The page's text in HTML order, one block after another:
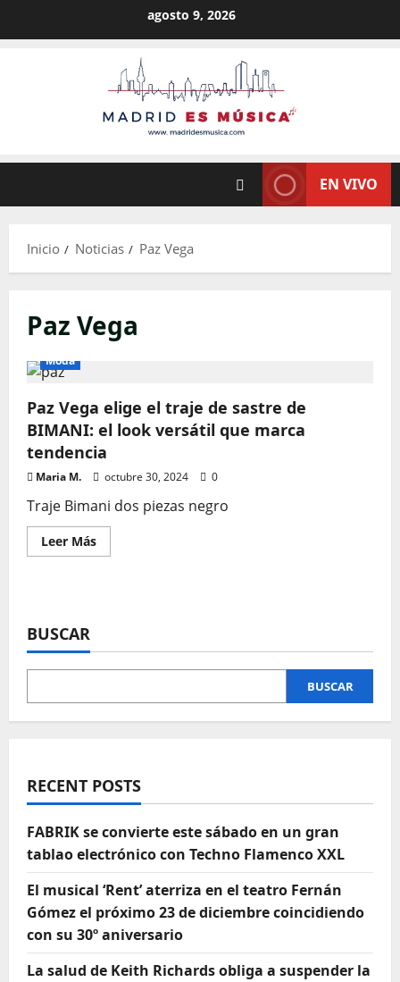
agosto 9, 2026
EN VIVO
Inicio Noticias Paz Vega
Paz Vega
Moda
Paz Vega elige el traje de sastre de
BIMANI: el look versátil que marca
tendencia
Maria M. octubre 30, 2024 0
Traje Bimani dos piezas negro
Leer MásLeer
más
de
sastre
el
BUSCAR
BUSCAR
RECENT POSTS
FABRIK se convierte este sábado en un gran
tablao electrónico con Techno Flamenco XXL
El musical ‘Rent’ aterriza en el teatro Fernán
Gómez el próximo 23 de diciembre coincidiendo
con su 30º aniversario
La salud de Keith Richards obliga a suspender la